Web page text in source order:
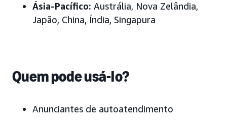
Ásia-Pacífico: Austrália, Nova Zelândia,
Japão, China, Índia, Singapura
Quem pode usá-lo?
Anunciantes de autoatendimento